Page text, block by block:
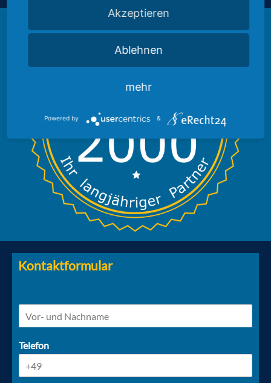
Kontaktformular
e
Telefon
Akzeptieren
Ablehnen
mehr
Powered by &